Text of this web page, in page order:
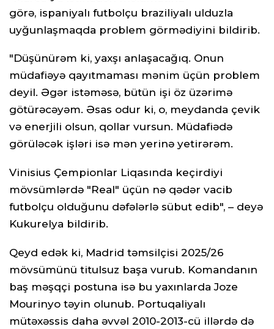
görə, ispaniyalı futbolçu braziliyalı ulduzla
uyğunlaşmaqda problem görmədiyini bildirib.
"Düşünürəm ki, yaxşı anlaşacağıq. Onun
müdafiəyə qayıtmaması mənim üçün problem
deyil. Əgər istəməsə, bütün işi öz üzərimə
götürəcəyəm. Əsas odur ki, o, meydanda çevik
və enerjili olsun, qollar vursun. Müdafiədə
görüləcək işləri isə mən yerinə yetirərəm.
Vinisius Çempionlar Liqasında keçirdiyi
mövsümlərdə "Real" üçün nə qədər vacib
futbolçu olduğunu dəfələrlə sübut edib", – deyə
Kukurelya bildirib.
Qeyd edək ki, Madrid təmsilçisi 2025/26
mövsümünü titulsuz başa vurub. Komandanın
baş məşqçi postuna isə bu yaxınlarda Joze
Mourinyo təyin olunub. Portuqaliyalı
mütəxəssis daha əvvəl 2010-2013-cü illərdə də